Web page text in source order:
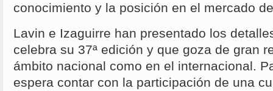
conocimiento y la posición en el mercado
Lavin e Izaguirre han presentado los
celebra su 37ª edición y que goza de gran
ámbito nacional como en el internacional.
espera contar con la participación de una